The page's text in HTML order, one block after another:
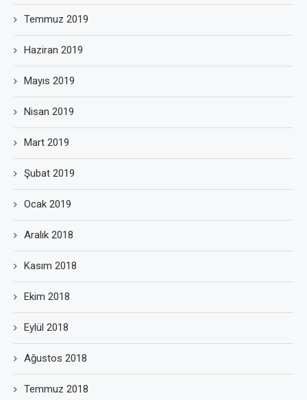
Temmuz 2019
Haziran 2019
Mayıs 2019
Nisan 2019
Mart 2019
Şubat 2019
Ocak 2019
Aralık 2018
Kasım 2018
Ekim 2018
Eylül 2018
Ağustos 2018
Temmuz 2018